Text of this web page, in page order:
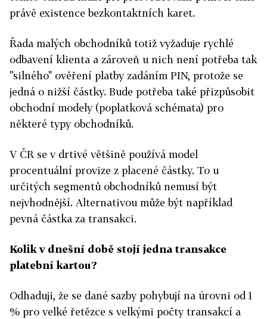
právě existence bezkontaktních karet.
Řada malých obchodníků totiž vyžaduje rychlé
odbavení klienta a zároveň u nich není potřeba tak
"silného" ověření platby zadáním PIN, protože se
jedná o nižší částky. Bude potřeba také přizpůsobit
obchodní modely (poplatková schémata) pro
některé typy obchodníků.
V ČR se v drtivé většině používá model
procentuální provize z placené částky. To u
určitých segmentů obchodníků nemusí být
nejvhodnější. Alternativou může být například
pevná částka za transakci.
Kolik v dnešní době stojí jedna transakce
platební kartou?
Odhaduji, že se dané sazby pohybují na úrovni od 1
% pro velké řetězce s velkými počty transakcí a